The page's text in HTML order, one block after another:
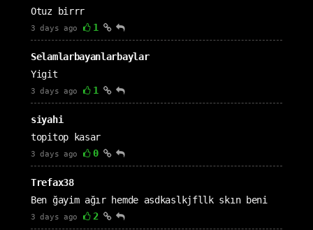
Otuz birrr
3 days ago 1
Selamlarbayanlarbaylar
Yigit
3 days ago 1
siyahi
topitop kasar
3 days ago 0
Trefax38
Ben ğayim ağır hemde asdkaslkjfllk skın beni
3 days ago 2